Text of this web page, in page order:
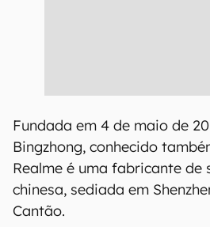
Fundada em 4 de maio de
Bingzhong, conhecido
Realme é uma fabricante de
chinesa, sediada em
Cantão.